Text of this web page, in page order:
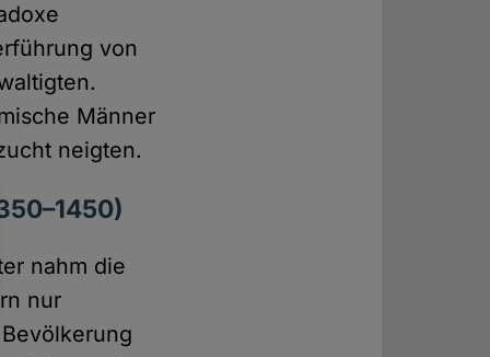
von
Männer
neigten.
nahm die
nur